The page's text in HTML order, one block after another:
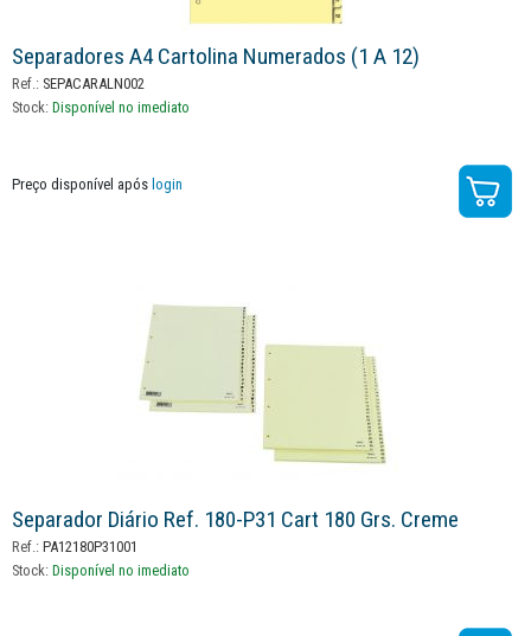
Separadores A4 Cartolina Numerados (1 A 12)
Ref.: SEPACARALN002
Stock: Disponível no imediato
Preço disponível após login
Separador Diário Ref. 180-P31 Cart 180 Grs. Creme
Ref.: PA12180P31001
Stock: Disponível no imediato